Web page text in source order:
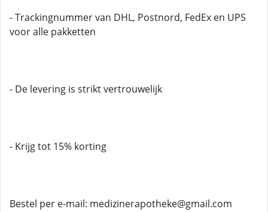
- Trackingnummer van DHL, Postnord, FedEx en UPS
voor alle pakketten
- De levering is strikt vertrouwelijk
- Krijg tot 15% korting
Bestel per e-mail: medizinerapotheke@gmail.com